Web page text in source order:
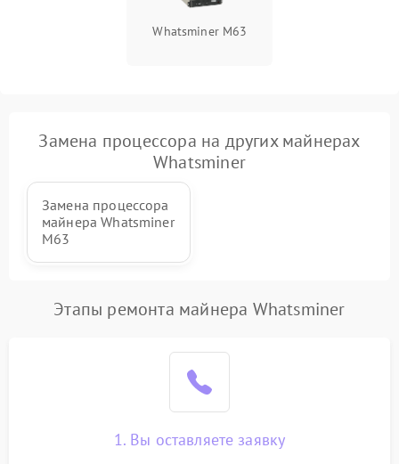
Whatsminer M63
Замена процессора на других майнерах
Whatsminer
Замена процессора
майнера Whatsminer
M63
Этапы ремонта майнера Whatsminer
1. Вы оставляете заявку